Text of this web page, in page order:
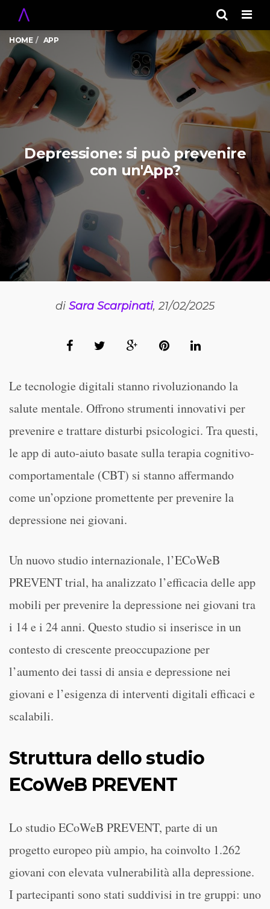
HOME APP
Depressione: si può prevenire
con un'App?
di Sara Scarpinati, 21/02/2025
Le tecnologie digitali stanno rivoluzionando la
salute mentale. Offrono strumenti innovativi per
prevenire e trattare disturbi psicologici. Tra questi,
le app di auto-aiuto basate sulla terapia cognitivo-
comportamentale (CBT) si stanno affermando
come un’opzione promettente per prevenire la
depressione nei giovani.
Un nuovo studio internazionale, l’ECoWeB
PREVENT trial, ha analizzato l’efficacia delle app
mobili per prevenire la depressione nei giovani tra
i 14 e i 24 anni. Questo studio si inserisce in un
contesto di crescente preoccupazione per
l’aumento dei tassi di ansia e depressione nei
giovani e l’esigenza di interventi digitali efficaci e
scalabili.
Struttura dello studio
ECoWeB PREVENT
Lo studio ECoWeB PREVENT, parte di un
progetto europeo più ampio, ha coinvolto 1.262
giovani con elevata vulnerabilità alla depressione.
I partecipanti sono stati suddivisi in tre gruppi: uno